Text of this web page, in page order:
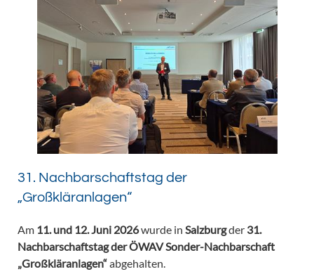
31. Nachbarschaftstag der
„Großkläranlagen“
Am 11. und 12. Juni 2026wurde in Salzburgder 31.
Nachbarschaftstag der ÖWAV Sonder-Nachbarschaft
„Großkläranlagen“abgehalten.